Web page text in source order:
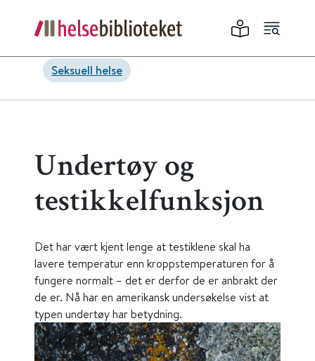
Seksuell helse
Undertøy og
testikkelfunksjon
Det har vært kjent lenge at testiklene skal ha
lavere temperatur enn kroppstemperaturen for å
fungere normalt – det er derfor de er anbrakt der
de er. Nå har en amerikansk undersøkelse vist at
typen undertøy har betydning.